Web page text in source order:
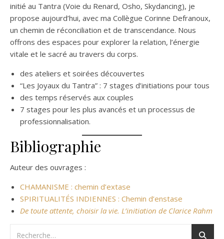
initié au Tantra (Voie du Renard, Osho, Skydancing), je
propose aujourd’hui, avec ma Collègue Corinne Defranoux,
un chemin de réconciliation et de transcendance. Nous
offrons des espaces pour explorer la relation, l’énergie
vitale et le sacré au travers du corps.
des ateliers et soirées découvertes
“Les Joyaux du Tantra” : 7 stages d’initiations pour tous
des temps réservés aux couples
7 stages pour les plus avancés et un processus de
professionnalisation.
Bibliographie
Auteur des ouvrages :
CHAMANISME : chemin d’extase
SPIRITUALITÉS INDIENNES : Chemin d’enstase
De toute attente, choisir la vie. L’initiation de Clarice Rahm